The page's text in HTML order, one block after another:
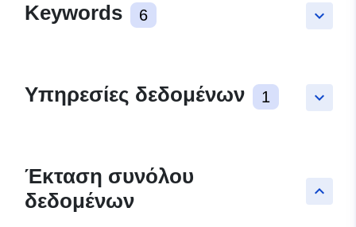
keyboard_arrow_down
Keywords 6
keyboard_arrow_down
Υπηρεσίες δεδομένων 1
keyboard_arrow_up
Έκταση συνόλου
δεδομένων